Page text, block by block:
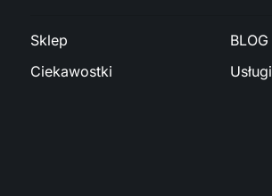
Sklep
BLOG
Ciekawostki
Usługi